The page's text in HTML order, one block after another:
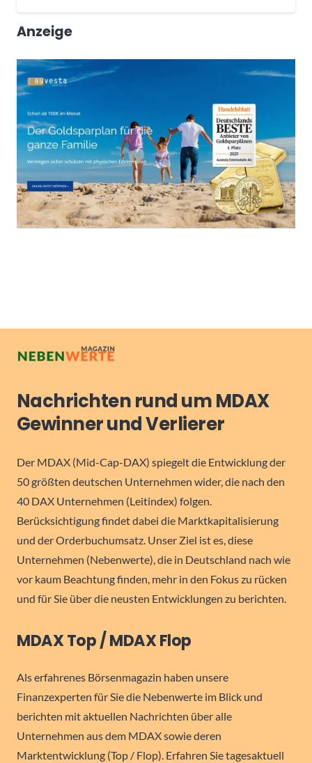
Anzeige
Nachrichten rund um MDAX
Gewinner und Verlierer
Der MDAX (Mid-Cap-DAX) spiegelt die Entwicklung der
50 größten deutschen Unternehmen wider, die nach den
40 DAX Unternehmen (Leitindex) folgen.
Berücksichtigung findet dabei die Marktkapitalisierung
und der Orderbuchumsatz. Unser Ziel ist es, diese
Unternehmen (Nebenwerte), die in Deutschland nach wie
vor kaum Beachtung finden, mehr in den Fokus zu rücken
und für Sie über die neusten Entwicklungen zu berichten.
MDAX Top / MDAX Flop
Als erfahrenes Börsenmagazin haben unsere
Finanzexperten für Sie die Nebenwerte im Blick und
berichten mit aktuellen Nachrichten über alle
Unternehmen aus dem MDAX sowie deren
Marktentwicklung (Top / Flop). Erfahren Sie tagesaktuell